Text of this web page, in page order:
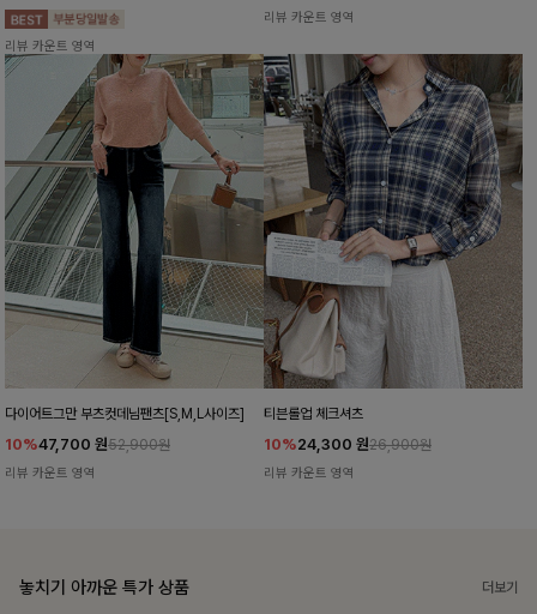
리뷰 카운트 영역
리뷰 카운트 영역
다이어트그만 부츠컷데님팬츠[S,M,L사이즈]
10%47,700 원52,900원
리뷰 카운트 영역
티븐롤업 체크셔츠
10%24,300 원26,900원
리뷰 카운트 영역
놓치기 아까운 특가 상품 더보기